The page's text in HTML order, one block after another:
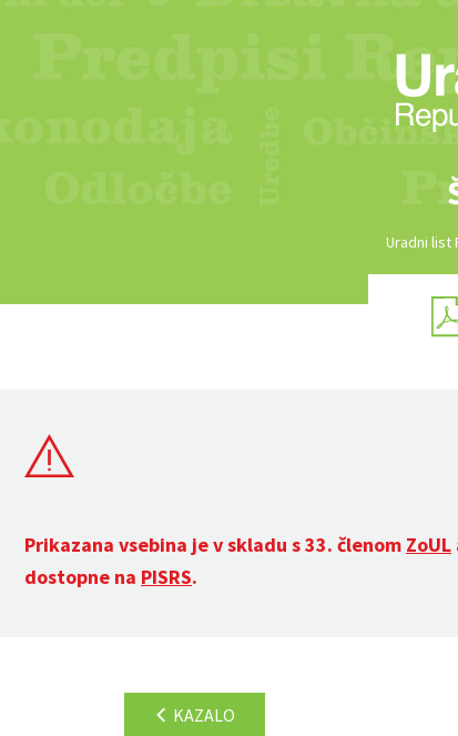
Uradni list
Prikazana vsebina je v skladu s 33. členom ZoUL
dostopne na PISRS.
KAZALO